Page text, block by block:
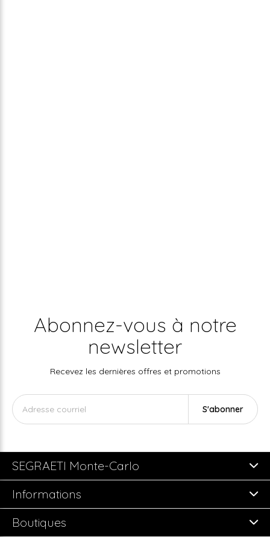
Abonnez-vous à notre
newsletter
Recevez les dernières offres et promotions
S'abonner
SEGRAETI Monte-Carlo
Informations
Boutiques